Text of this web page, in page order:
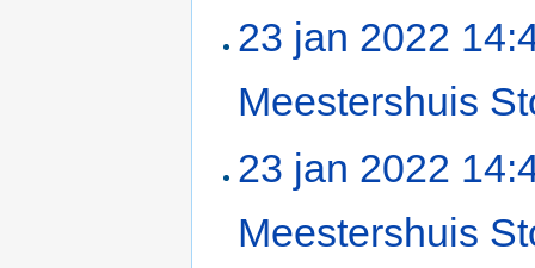
23 jan 2022
Meestershuis
23 jan 2022
Meestershuis